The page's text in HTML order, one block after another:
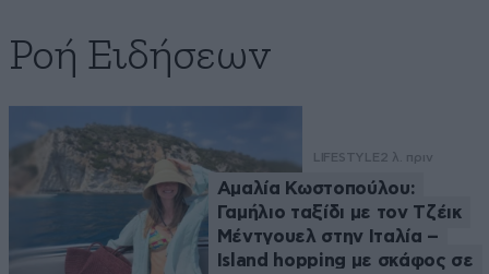
Ροή Ειδήσεων
LIFESTYLE2 λ. πριν
Αμαλία Κωστοπούλου:
Γαμήλιο ταξίδι με τον Τζέικ
Μέντγουελ στην Ιταλία –
Island hopping με σκάφος σε